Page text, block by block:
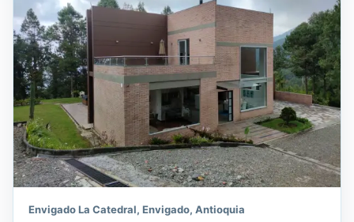
Envigado La Catedral, Envigado, Antioquia